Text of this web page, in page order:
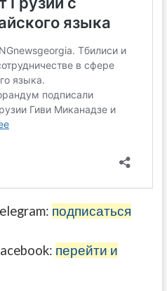
подписаться
перейти и